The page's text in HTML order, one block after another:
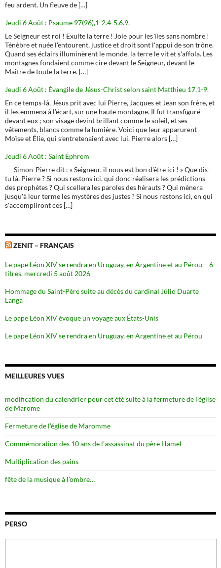
feu ardent. Un fleuve de […]
Jeudi 6 Août : Psaume 97(96),1-2.4-5.6.9.
Le Seigneur est roi ! Exulte la terre ! Joie pour les îles sans nombre !
Ténèbre et nuée l'entourent, justice et droit sont l'appui de son trône.
Quand ses éclairs illuminèrent le monde, la terre le vit et s'affola. Les
montagnes fondaient comme cire devant le Seigneur, devant le
Maître de toute la terre. […]
Jeudi 6 Août : Évangile de Jésus-Christ selon saint Matthieu 17,1-9.
En ce temps-là, Jésus prit avec lui Pierre, Jacques et Jean son frère, et
il les emmena à l’écart, sur une haute montagne. Il fut transfiguré
devant eux ; son visage devint brillant comme le soleil, et ses
vêtements, blancs comme la lumière. Voici que leur apparurent
Moïse et Élie, qui s’entretenaient avec lui. Pierre alors […]
Jeudi 6 Août : Saint Éphrem
Simon-Pierre dit : « Seigneur, il nous est bon d'être ici ! » Que dis-
tu là, Pierre ? Si nous restons ici, qui donc réalisera les prédictions
des prophètes ? Qui scellera les paroles des hérauts ? Qui mènera
jusqu'à leur terme les mystères des justes ? Si nous restons ici, en qui
s'accompliront ces […]
ZENIT – FRANÇAIS
Le pape Léon XIV se rendra en Uruguay, en Argentine et au Pérou – 6
titres, mercredi 5 août 2026
Hommage du Saint-Père suite au décès du cardinal Júlio Duarte
Langa
Le pape Léon XIV évoque un voyage aux États-Unis
Le pape Léon XIV se rendra en Uruguay, en Argentine et au Pérou
MEILLEURES VUES
modification du calendrier pour cet été suite à la fermeture de l’église
de Marome
Fermeture de l’église de Maromme
Commémoration des 10 ans de l’assassinat du père Hamel
Multiplication des pains
fête de la musique à l’ombre…
PERSO